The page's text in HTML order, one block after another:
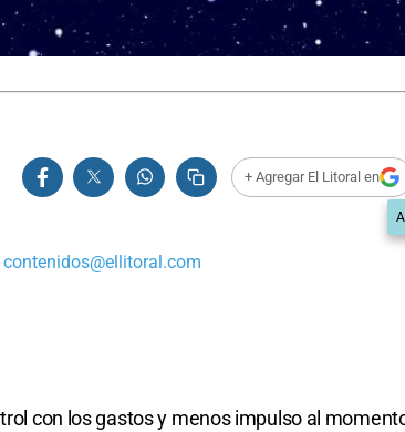
+ Agregar El Litoral en
contenidos@ellitoral.com
con los gastos y menos impulso al